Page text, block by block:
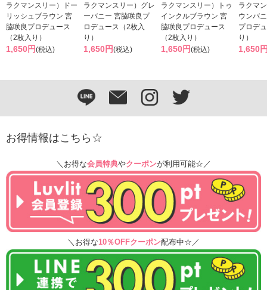
ラクマンスリー）ドー
リッシュブラウン 宮
脇咲良プロデュース
（2枚入り）
1,650円(税込)
ラクマンスリー）グレ
ーバニー 宮脇咲良プ
ロデュース（2枚入
り）
1,650円(税込)
ラクマンスリー）トゥ
インクルブラウン 宮
脇咲良プロデュース
（2枚入り）
1,650円(税込)
ラクマ
ウンバ
プロデ
り）
1,650
お得情報はこちら☆
＼お得な会員特典やクーポンが利用可能☆／
＼お得な10％OFFクーポン配布中☆／